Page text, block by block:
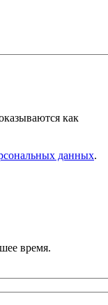
как
данных.
время.